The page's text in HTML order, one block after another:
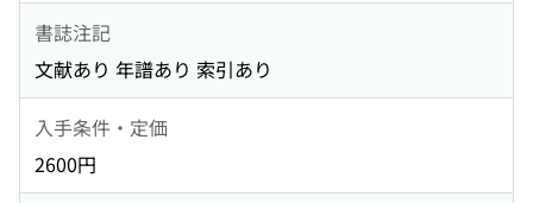
書誌注記
文献あり 年譜あり 索引あり
入手条件・定価
2600円